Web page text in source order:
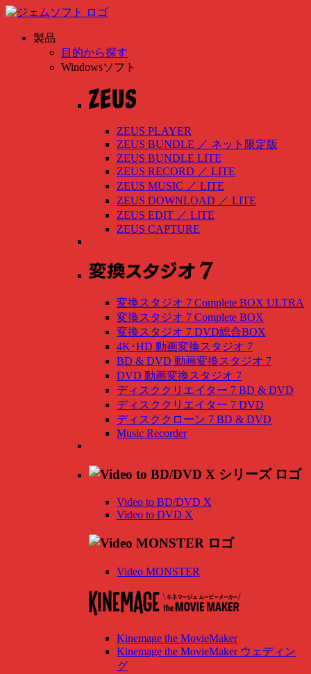
製品
目的から探す
Windowsソフト
ZEUS PLAYER
ZEUS BUNDLE ／ ネット限定版
ZEUS BUNDLE LITE
ZEUS RECORD ／ LITE
ZEUS MUSIC ／ LITE
ZEUS DOWNLOAD ／ LITE
ZEUS EDIT ／ LITE
ZEUS CAPTURE
変換スタジオ 7 Complete BOX ULTRA
変換スタジオ 7 Complete BOX
変換スタジオ 7 DVD総合BOX
4K･HD 動画変換スタジオ 7
BD & DVD 動画変換スタジオ 7
DVD 動画変換スタジオ 7
ディスククリエイター 7 BD & DVD
ディスククリエイター 7 DVD
ディスククローン 7 BD & DVD
Music Recorder
Video to BD/DVD X
Video to DVD X
Video MONSTER
Kinemage the MovieMaker
Kinemage the MovieMaker ウェディン
グ